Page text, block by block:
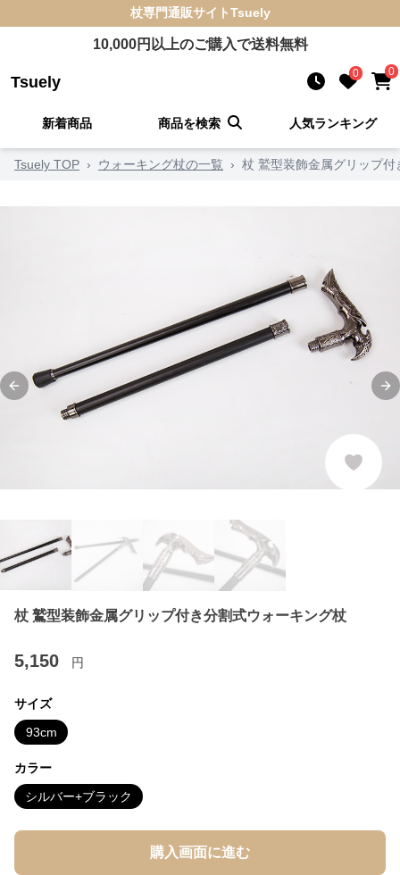
杖専門通販サイトTsuely
10,000円以上のご購入で送料無料
Tsuely 0 0
新着商品 商品を検索 人気ランキング
Tsuely TOP › ウォーキング杖の一覧 › 杖 鷲型装飾金属グリップ
Previous slide
杖 鷲型装飾金属グリップ付き分割式ウォーキング杖
5,150 円
サイズ
93cm
カラー
シルバー+ブラック
購入画面に進む